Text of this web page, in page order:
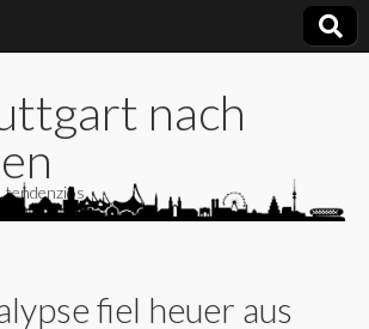
nach
tendenziös
fiel heuer aus